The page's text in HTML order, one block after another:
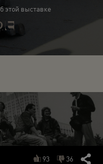
этой выставке
93 36